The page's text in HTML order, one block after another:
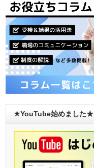
★YouTube始めました★